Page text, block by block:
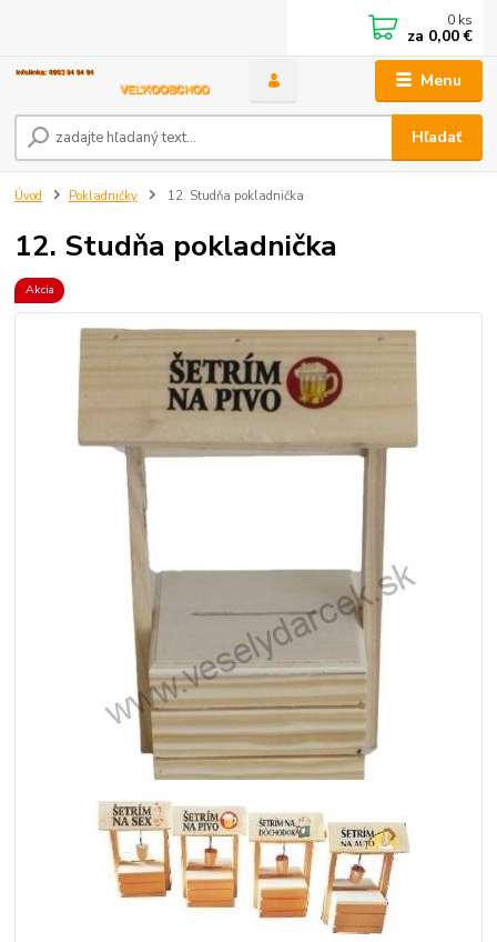
Menu
Hľadať
0 ks
za 0,00 €
Úvod Pokladničky 12. Studňa pokladnička
12. Studňa pokladnička
Akcia